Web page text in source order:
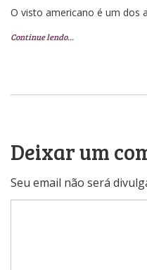
O visto americano é um dos
Continue lendo…
Deixar um
Seu email não será